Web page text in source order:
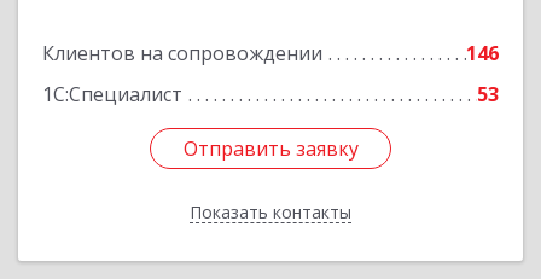
Клиентов на сопровождении
146
1С:Специалист
53
Отправить заявку
Показать контакты
Отправить заявку
Назад